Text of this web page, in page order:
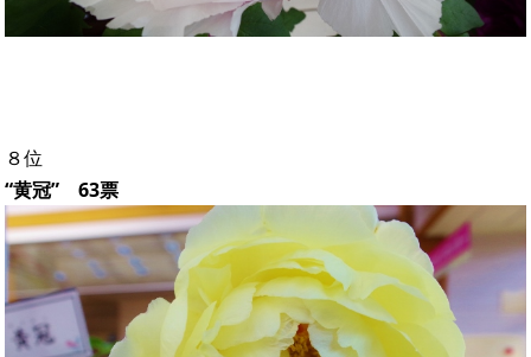
８位
“黄冠” 63票